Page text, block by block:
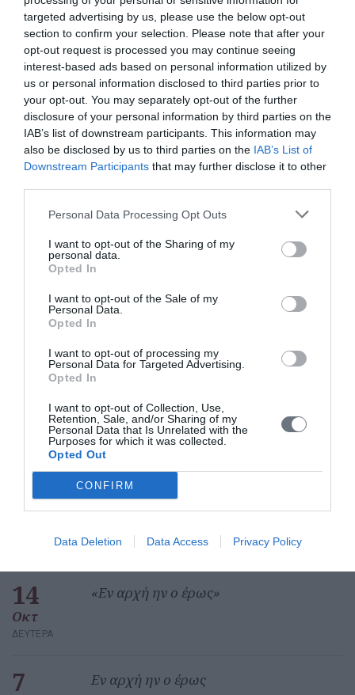
targeted advertising by us, please use the below opt-out
section to confirm your selection. Please note that after your
opt-out request is processed you may continue seeing
interest-based ads based on personal information utilized by
us or personal information disclosed to third parties prior to
your opt-out. You may separately opt-out of the further
disclosure of your personal information by third parties on the
IAB’s list of downstream participants. This information may
also be disclosed by us to third parties on the IAB’s List of
Downstream Participants that may further disclose it to other
Personal Data Processing Opt Outs
I want to opt-out of the Sharing of my
personal data.
Opted In
I want to opt-out of the Sale of my
Personal Data.
Opted In
I want to opt-out of processing my
Personal Data for Targeted Advertising.
Opted In
I want to opt-out of Collection, Use,
Retention, Sale, and/or Sharing of my
Personal Data that Is Unrelated with the
Purposes for which it was collected.
Opted Out
CONFIRM
Data Deletion Data Access Privacy Policy
Ενημερωτικά Δελτία
ΜΕΓΑΣ ΕΣΠΕΡΙΝΟΣ ΕΟΡΤΗΣ ΤΗΣ
ΝΕΟΤΗΤΑΣ (ΝΩΠΗΓΕΙΑ)
Παρασκευή, 31 Ιουλίου 2026
Μουσικής της Ι. Μητροπόλεώς Κισάμου
& Σελίνου
Θρησκευτικών Μνημείων και Τόπων
Δευτέρα, 22 Ιουνίου 2026
Πεπραγμένα
14
Οκτ
ΔΕΥΤΈΡΑ
«Εν αρχή ην ο έρως»
7 Εν αρχή ην ο έρως